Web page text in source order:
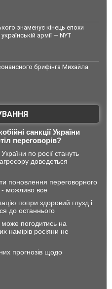
знаменує кінець епохи
армії — NYT
брифінга Михайла
санкції України
переговорів?
по росії стануть
доведеться
поновлення переговорного
- можливо все
попри здоровий глузд і
до останнього
погодитись на
намірів росіяни не
прогнозів щодо